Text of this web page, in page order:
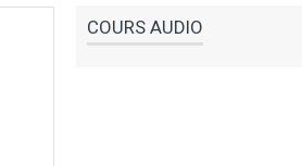
COURS AUDIO